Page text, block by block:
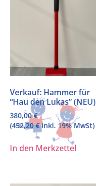
Verkauf: Hammer für
“Hau den Lukas” (NEU)
380,00€
(452,20€inkl. 19% MwSt)
In den Merkzettel